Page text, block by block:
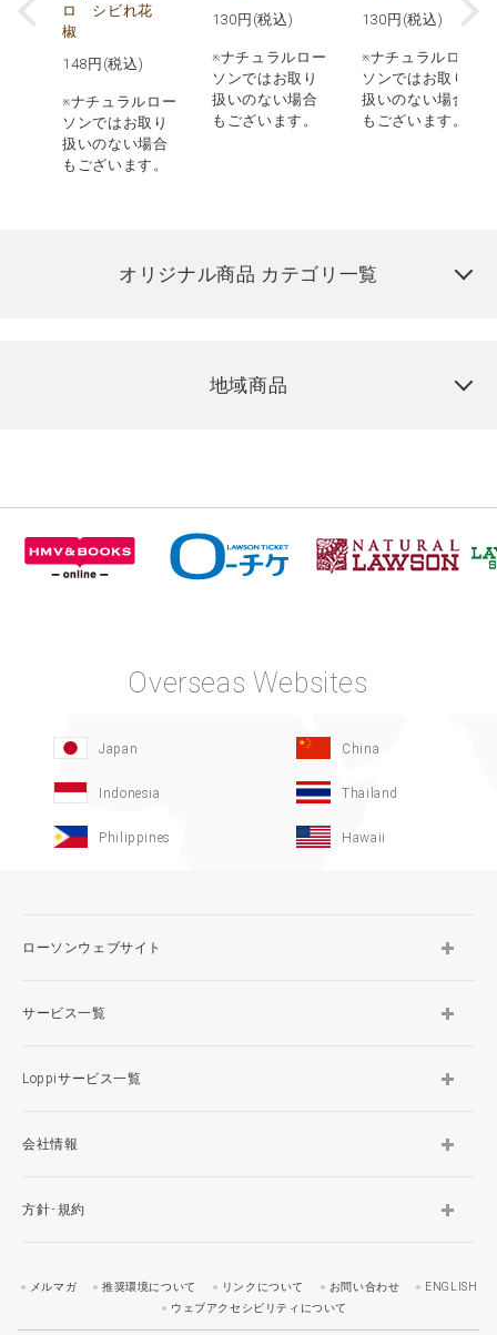
ロ シビれ花
椒
148 円(税込)
※ナチュラルロー
ソンではお取り
扱いのない場合
もございます。
130 円(税込)
※ナチュラルロー
ソンではお取り
扱いのない場合
もございます。
130 円(税込)
※ナチュラルロー
ソンではお取り
扱いのない場合
もございます。
オリジナル商品 カテゴリ一覧
地域商品
Overseas Websites
Japan China
Indonesia Thailand
Philippines Hawaii
ローソンウェブサイト
サービス一覧
Loppiサービス一覧
会社情報
方針･規約
メルマガ 推奨環境について リンクについて お問い合わせ
ENGLISH
ウェブアクセシビリティについて